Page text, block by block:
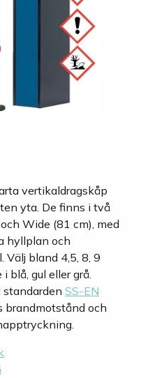
vertikaldragskåp
yta. De finns i två
Wide (81 cm), med
hyllplan och
Välj bland 4,5, 8, 9
blå, gul eller grå.
SS-EN
brandmotstånd och